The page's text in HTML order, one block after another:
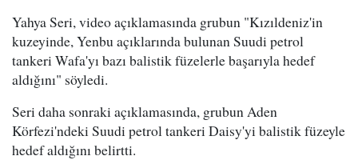
Yahya Seri, video açıklamasında grubun "Kızıldeniz'in
kuzeyinde, Yenbu açıklarında bulunan Suudi petrol
tankeri Wafa'yı bazı balistik füzelerle başarıyla hedef
aldığını" söyledi.
Seri daha sonraki açıklamasında, grubun Aden
Körfezi'ndeki Suudi petrol tankeri Daisy'yi balistik füzeyle
hedef aldığını belirtti.